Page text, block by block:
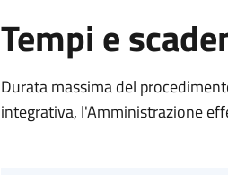
Tempi e
Durata massima del
integrativa, l'Amministrazione